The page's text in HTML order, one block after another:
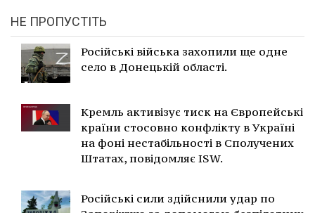
НЕ ПРОПУСТІТЬ
Російські війська захопили ще одне
село в Донецькій області.
Кремль активізує тиск на Європейські
країни стосовно конфлікту в Україні
на фоні нестабільності в Сполучених
Штатах, повідомляє ISW.
Російські сили здійснили удар по